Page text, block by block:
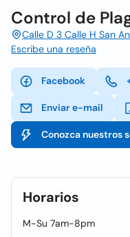
Control de
Calle D 3 Calle H San
Escribe una reseña
Facebook
Enviar e-mail
Conozca nuestros
Horarios
M-Su 7am-8pm